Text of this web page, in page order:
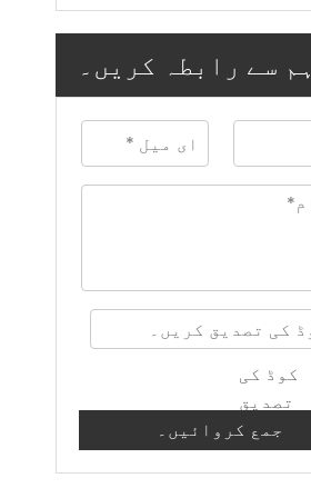
ہم سے رابطہ کریں۔
جمع کروائیں۔